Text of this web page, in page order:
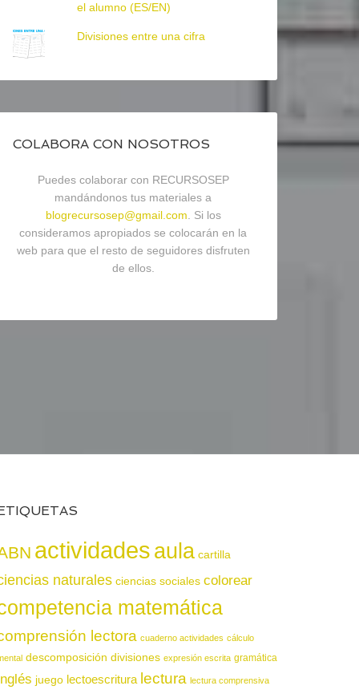
el alumno (ES/EN)
Divisiones entre una cifra
COLABORA CON NOSOTROS
Puedes colaborar con RECURSOSEP
mandándonos tus materiales a
blogrecursosep@gmail.com . Si los
consideramos apropiados se colocarán en la
web para que el resto de seguidores disfruten
de ellos.
actividadesaula cartilla
naturales ciencias sociales colorear
matemática
lectora cuaderno actividades cálculo
descomposición divisiones expresión escrita gramática
juego lectoescritura lectura lectura comprensiva